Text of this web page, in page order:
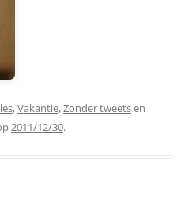
,Vakantie,Zonder tweetsen
2011/12/30.